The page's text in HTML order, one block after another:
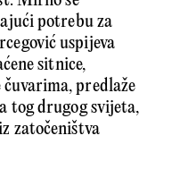
potrebu za
uspijeva
sitnice,
predlaže
tog drugog svijeta,
zatočeništva